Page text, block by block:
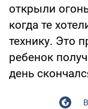
открыли
когда те
технику. Это
ребенок
день